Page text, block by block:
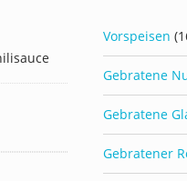
Vorspeisen
Gebratene
Gebratene
Gebratener